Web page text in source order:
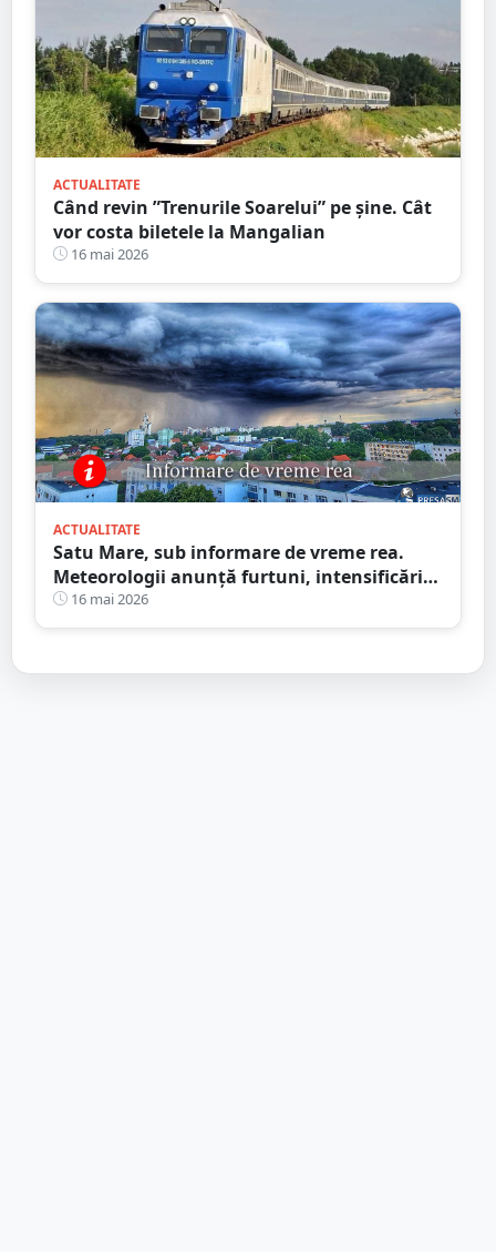
ACTUALITATE
Când revin ”Trenurile Soarelui” pe şine. Cât
vor costa biletele la Mangalian
16 mai 2026
ACTUALITATE
Satu Mare, sub informare de vreme rea.
Meteorologii anunță furtuni, intensificări
de vânt și ploi în averse
16 mai 2026